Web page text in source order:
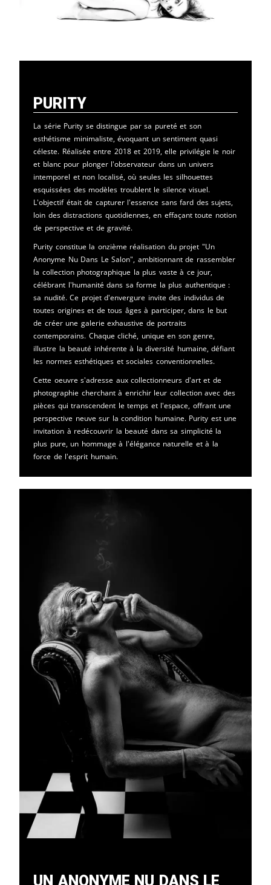
Purity
La série Purity se distingue par sa pureté et son
esthétisme minimaliste, évoquant un sentiment quasi
céleste. Réalisée entre 2018 et 2019, elle privilégie le noir
et blanc pour plonger l'observateur dans un univers
intemporel et non localisé, où seules les silhouettes
esquissées des modèles troublent le silence visuel.
L'objectif était de capturer l'essence sans fard des sujets,
loin des distractions quotidiennes, en effaçant toute notion
de perspective et de gravité.
Purity constitue la onzième réalisation du projet "Un
Anonyme Nu Dans Le Salon", ambitionnant de rassembler
la collection photographique la plus vaste à ce jour,
célébrant l'humanité dans sa forme la plus authentique :
sa nudité. Ce projet d'envergure invite des individus de
toutes origines et de tous âges à participer, dans le but
de créer une galerie exhaustive de portraits
contemporains. Chaque cliché, unique en son genre,
illustre la beauté inhérente à la diversité humaine, défiant
les normes esthétiques et sociales conventionnelles.
Cette oeuvre s'adresse aux collectionneurs d'art et de
photographie cherchant à enrichir leur collection avec des
pièces qui transcendent le temps et l'espace, offrant une
perspective neuve sur la condition humaine. Purity est une
invitation à redécouvrir la beauté dans sa simplicité la
plus pure, un hommage à l'élégance naturelle et à la
force de l'esprit humain.
Un Anonyme Nu Dans Le